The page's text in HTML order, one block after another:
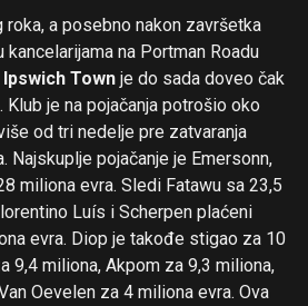
a posebno nakon završetka
na Portman Roadu
Ipswich Town je do sada doveo čak
je na pojačanja potrošio oko
od tri nedelje pre zatvaranja
Najskuplje pojačanje je Emersonn,
miliona evra. Sledi Fatawu sa 23,5
Luís i Scherpen plaćeni
evra. Diop je takođe stigao za 10
9,4 miliona, Akpom za 9,3 miliona,
Oevelen za 4 miliona evra. Ova